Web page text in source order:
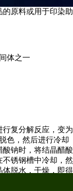
原料或用于印染助
体之一
复分解反应，变为
色，然后进行冷却
钠时，将结晶醋酸
锈钢槽中冷却，然
体脱水，干燥，即得
酸钠。